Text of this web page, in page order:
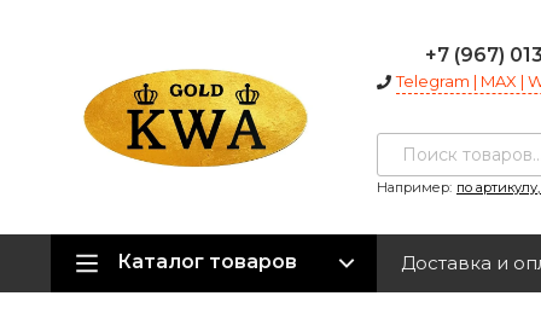
+7 (967)
Telegram | MAX |
Например: по
Каталог товаров Доставка и